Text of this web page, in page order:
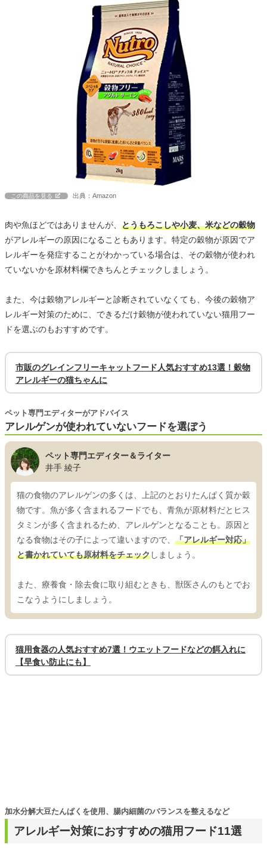
この商品を見る 出典：Amazon
肉や魚ほどではありませんが、 とうもろこしや小麦、米などの穀物
がアレルギーの原因になることもあります。特定の穀物が原因でア
レルギーを発症することがわかっている場合は、その穀物が使われ
ていないかを原材料欄できちんとチェックしましょう。
また、今は穀物アレルギーと診断されていなくても、今後の穀物ア
レルギー対策のために、できるだけ穀物が使われていない猫用フー
ドを選ぶのもおすすめです。
市販のグレインフリーキャットフード人気おすすめ13選！穀物
アレルギーの猫ちゃんに
アレルゲンが使われていないフードを選ぼう
ペット専門エディターがアドバイス
ペット専門エディター＆ライター
井手 綾子
猫の食物のアレルゲンの多くは、上記のとおりたんぱく質か穀
物です。魚が多く含まれるフードでも、青魚が原材料だとヒス
タミンが多く含まれるため、アレルゲンとなることも。原因と
なる食物はその子によって違いますので、 「アレルギー対応」
と書かれていても原材料をチェックしましょう。
また、療養食・除去食に取り組むときも、獣医さんのもとでお
こなうようにしましょう。
猫用食器の人気おすすめ7選！ウエットフードなどの餌入れに
【早食い防止にも】
アレルギー対策におすすめの猫用フード11選
加水分解大豆たんぱくを使用、腸内細菌のバランスを整えるなど